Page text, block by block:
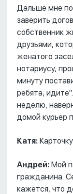
Дальше мне
заверить
собственник
друзьями,
женатого
нотариусу,
минуту
ребята,
неделю,
домой курьер
Катя:
Андрей: Мой
гражданина.
кажется, что